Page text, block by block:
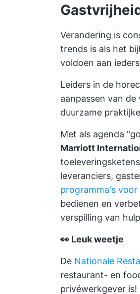
Verandering is
trends is als het
voldoen aan
Leiders in de
aanpassen van
duurzame
Met als agenda
Marriott
leveranciers,
programma's
bedienen en
verspilling van
👀 Leuk weetje
De Nationale
restaurant- en
privéwerkgever is!